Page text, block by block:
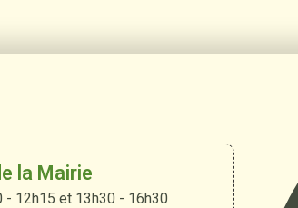
la Mairie
- 12h15 et 13h30 - 16h30